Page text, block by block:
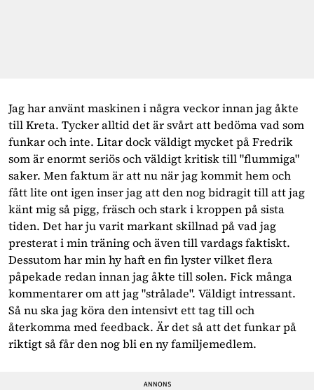
Jag har använt maskinen i några veckor innan jag åkte
till Kreta. Tycker alltid det är svårt att bedöma vad som
funkar och inte. Litar dock väldigt mycket på Fredrik
som är enormt seriös och väldigt kritisk till "flummiga"
saker. Men faktum är att nu när jag kommit hem och
fått lite ont igen inser jag att den nog bidragit till att jag
känt mig så pigg, fräsch och stark i kroppen på sista
tiden. Det har ju varit markant skillnad på vad jag
presterat i min träning och även till vardags faktiskt.
Dessutom har min hy haft en fin lyster vilket flera
påpekade redan innan jag åkte till solen. Fick många
kommentarer om att jag "strålade". Väldigt intressant.
Så nu ska jag köra den intensivt ett tag till och
återkomma med feedback. Är det så att det funkar på
riktigt så får den nog bli en ny familjemedlem.